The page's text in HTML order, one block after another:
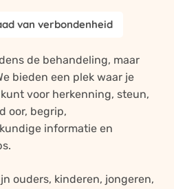
van verbondenheid
de behandeling, maar
bieden een plek waar je
voor herkenning, steun,
oor, begrip,
informatie en
ouders, kinderen, jongeren,